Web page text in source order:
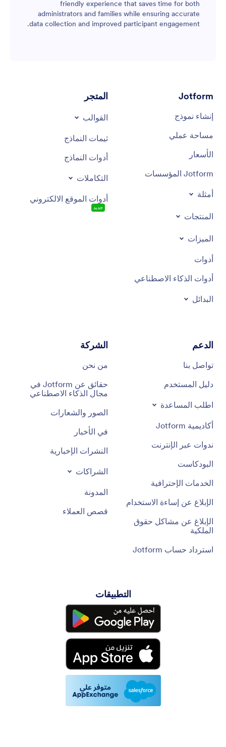
friendly experience that saves time for both
administrators and families while ensuring accurate
data collection and improved participant engagement.
Jotform
إنشاء نموذج
مساحة عملي
الأسعار
Jotform المؤسسات
أمثلة
المنتجات
الميزات
أدوات
أدوات الذكاء الاصطناعي
البدائل
المتجر
القوالب
ثيمات النماذج
أدوات النماذج
التكاملات
أدوات الموقع الالكتروني
جديد
الدعم
تواصل بنا
دليل المستخدم
اطلب المساعدة
أكاديمية Jotform
ندوات عبر الإنترنت
البودكاست
الخدمات الإحترافية
الإبلاغ عن إساءة الاستخدام
الإبلاغ عن مشاكل حقوق
الملكية
استرداد حساب Jotform
الشركة
من نحن
حقائق عن Jotform في
مجال الذكاء الاصطناعي
الصور والشعارات
في الأخبار
النشرات الإخبارية
الشراكات
المدونة
قصص العملاء
التطبيقات